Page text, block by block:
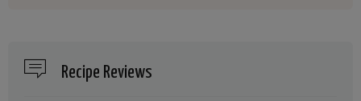
Recipe Reviews